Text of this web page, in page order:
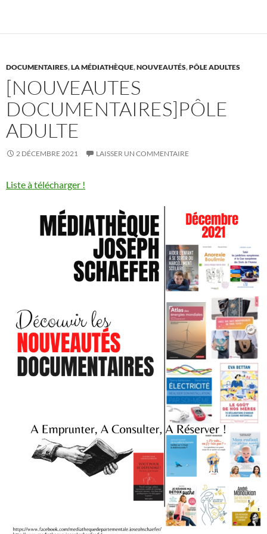
b
o
o
k
er es
t
bl
r
g
er
DOCUMENTAIRES,LA MÉDIATHÈQUE,NOUVEAUTÉS,PÔLE ADULTES
[NOUVEAUTES
DOCUMENTAIRES]PÔLE
ADULTE
2 DÉCEMBRE 2021 LAISSER UN COMMENTAIRE
Liste à télécharger !